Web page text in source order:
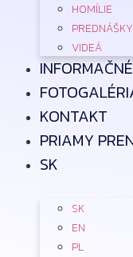
HOMÍLIE
PREDNÁŠKY
VIDEÁ
KONTAKT
PRIAMY
SK
SK
EN
PL